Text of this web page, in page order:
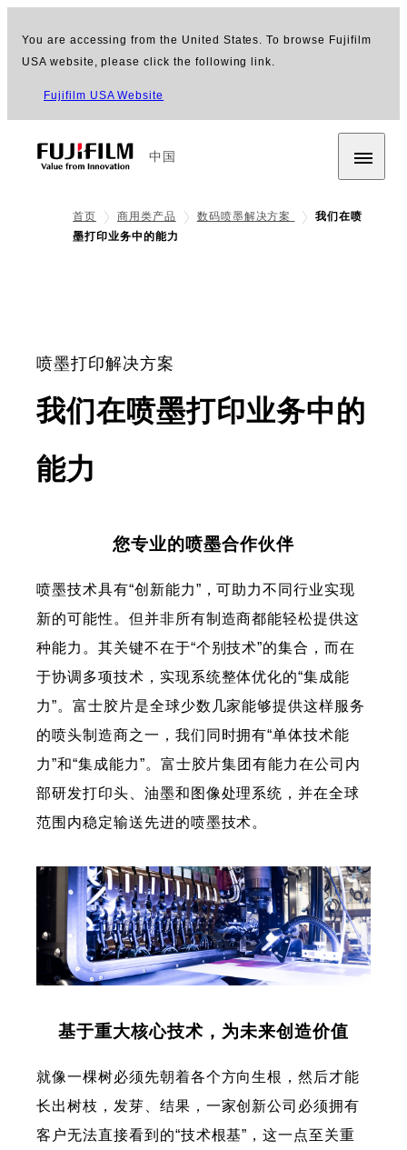
You are accessing from the United States. To browse Fujifilm
USA website, please click the following link.
Fujifilm USA Website
中国
首页 商用类产品 数码喷墨解决方案
我们在喷
墨打印业务中的能力
喷墨打印解决方案
我们在喷墨打印业务中的
能力
您专业的喷墨合作伙伴
喷墨技术具有“创新能力”，可助力不同行业实现
新的可能性。但并非所有制造商都能轻松提供这
种能力。其关键不在于“个别技术”的集合，而在
于协调多项技术，实现系统整体优化的“集成能
力”。富士胶片是全球少数几家能够提供这样服务
的喷头制造商之一，我们同时拥有“单体技术能
力”和“集成能力”。富士胶片集团有能力在公司内
部研发打印头、油墨和图像处理系统，并在全球
范围内稳定输送先进的喷墨技术。
基于重大核心技术，为未来创造价值
就像一棵树必须先朝着各个方向生根，然后才能
长出树枝，发芽、结果，一家创新公司必须拥有
客户无法直接看到的“技术根基”，这一点至关重